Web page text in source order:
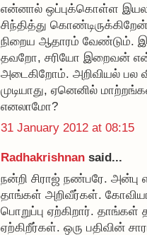
என்னால் ஒப்புக்கொள்ள
சிந்தித்து
நிறைய ஆதாரம் வேண்டும்.
தவறோ, சரியோ இறைவன்
அடைகிறோம். அறிவியல் பல
முடியாது, ஏனெனில்
எனலாமோ?
31 January 2012 at 08:15
Radhakrishnan said...
நன்றி சிராஜ் நண்பரே. அன்பு
தாங்கள் அறிவீர்கள்.
பொறுப்பு ஏற்கிறார்.
ஏற்கிறீர்கள். ஒரு பதிவின்